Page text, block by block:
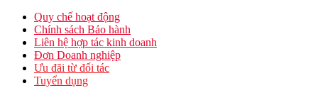
Quy chế hoạt động
Chính sách Bảo hành
Liên hệ hợp tác kinh doanh
Đơn Doanh nghiệp
Ưu đãi từ đối tác
Tuyển dụng